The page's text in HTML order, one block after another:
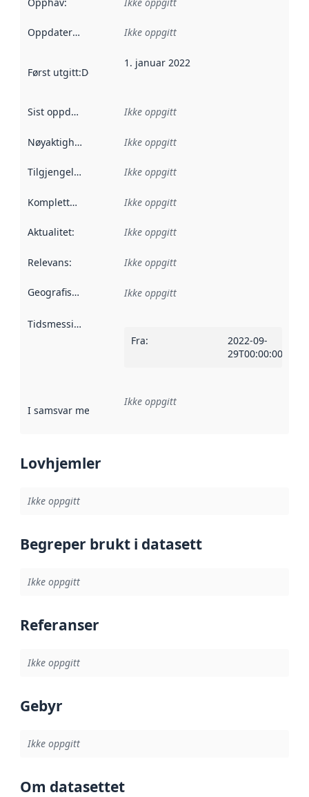
Oppdateringsfrekvens :
Ikke oppgitt
Først utgitt:Denne datoen sier når dataene i dette
1. januar 2022
Sist oppdatert Ikke oppgitt
Nøyaktighet Ikke oppgitt
Tilgjengelighet Ikke oppgitt
Kompletthet Ikke oppgitt
Aktualitet: Ikke oppgitt
Relevans: Ikke oppgitt
Geografisk avgrensning :
Ikke oppgitt
Tidsmessig avgrensning
Fra:
2022-09-
29T00:00:00Z
I samsvar med Referanse til en implementasjonsregel
Ikke oppgitt
Lovhjemler
Ikke oppgitt
Begreper brukt i datasett
Ikke oppgitt
Referanser
Ikke oppgitt
Gebyr
Ikke oppgitt
Om datasettet